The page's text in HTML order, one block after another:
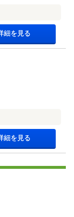
細を見る
細を見る